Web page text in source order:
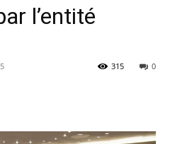
l’entité
0
315